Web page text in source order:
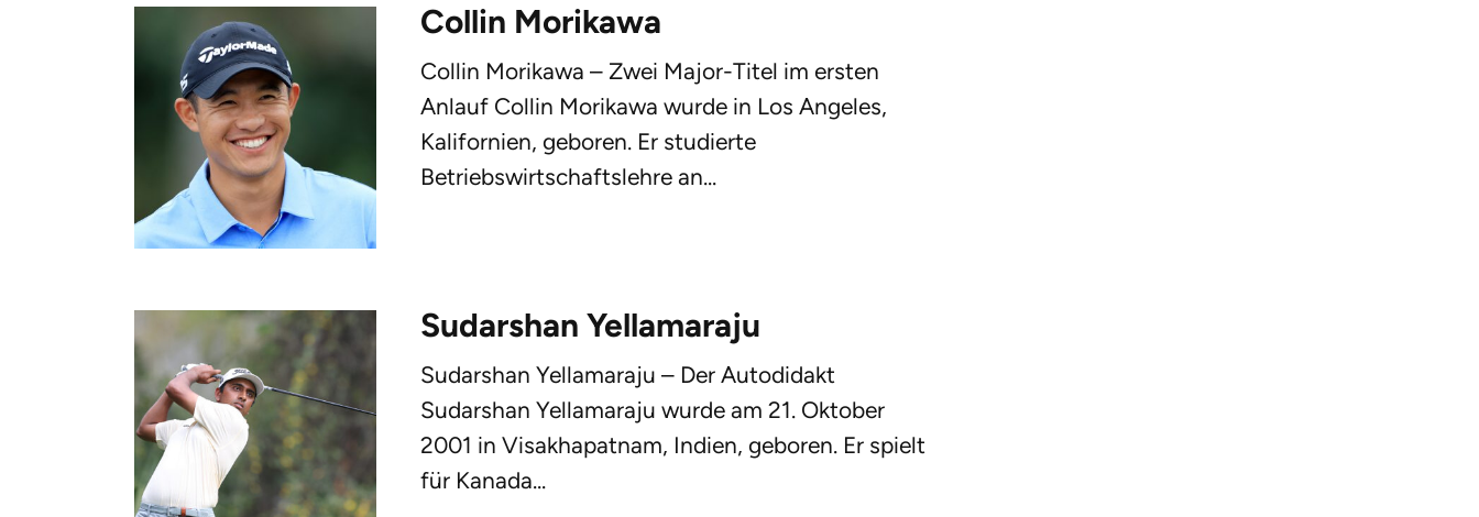
Collin Morikawa
Collin Morikawa – Zwei Major-Titel im ersten
Anlauf Collin Morikawa wurde in Los Angeles,
Kalifornien, geboren. Er studierte
Betriebswirtschaftslehre an...
Sudarshan Yellamaraju
Sudarshan Yellamaraju – Der Autodidakt
Sudarshan Yellamaraju wurde am 21. Oktober
2001 in Visakhapatnam, Indien, geboren. Er spielt
für Kanada...